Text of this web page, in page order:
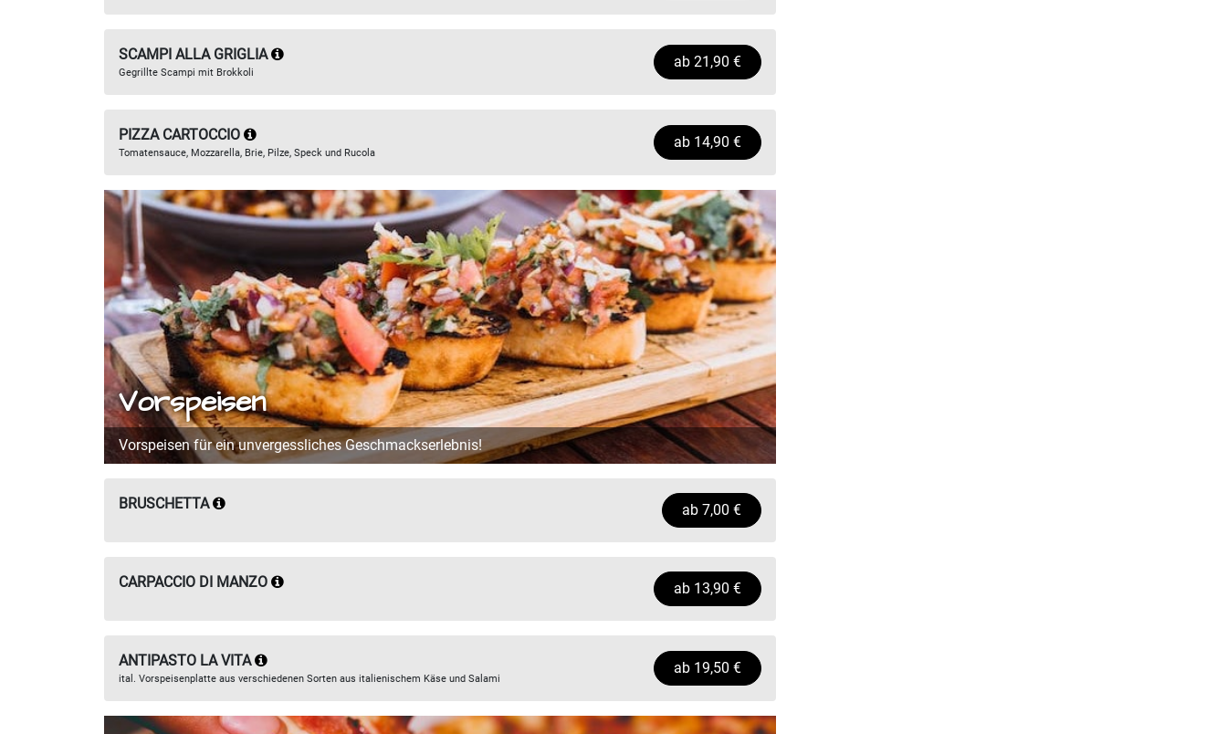
SCAMPI ALLA GRIGLIA
Gegrillte Scampi mit Brokkoli
ab21,90 €
PIZZA CARTOCCIO
Tomatensauce, Mozzarella, Brie, Pilze, Speck und Rucola
ab 14,90 €
Vorspeisen
Vorspeisen für ein unvergessliches Geschmackserlebnis!
BRUSCHETTA ab7,00 €
CARPACCIO DI MANZO ab 13,90 €
ANTIPASTO LA VITA
ital. Vorspeisenplatte aus verschiedenen Sorten aus italienischem Käse und Salami
ab 19,50 €